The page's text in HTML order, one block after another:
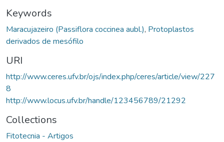
Keywords
Maracujazeiro (Passiflora coccinea aubl.), Protoplastos
derivados de mesófilo
URI
http://www.ceres.ufv.br/ojs/index.php/ceres/article/view/227
8
http://www.locus.ufv.br/handle/123456789/21292
Collections
Fitotecnia - Artigos